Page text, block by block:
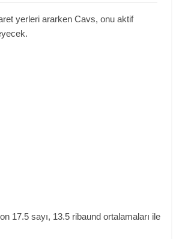
yerleri ararken Cavs, onu aktif
17.5 sayı, 13.5 ribaund ortalamaları ile